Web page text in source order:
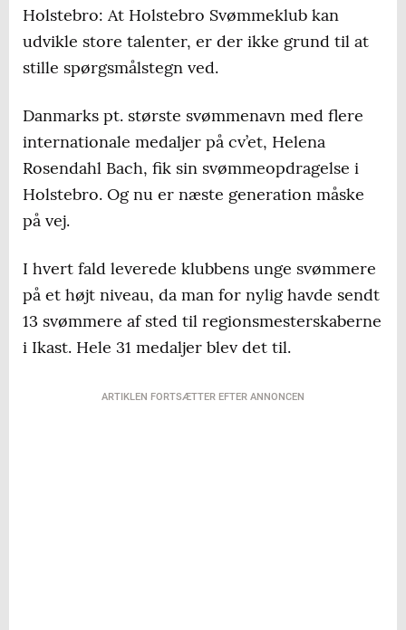
Holstebro: At Holstebro Svømmeklub kan
udvikle store talenter, er der ikke grund til at
stille spørgsmålstegn ved.
Danmarks pt. største svømmenavn med flere
internationale medaljer på cv’et, Helena
Rosendahl Bach, fik sin svømmeopdragelse i
Holstebro. Og nu er næste generation måske
på vej.
I hvert fald leverede klubbens unge svømmere
på et højt niveau, da man for nylig havde sendt
13 svømmere af sted til regionsmesterskaberne
i Ikast. Hele 31 medaljer blev det til.
ARTIKLEN FORTSÆTTER EFTER ANNONCEN